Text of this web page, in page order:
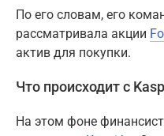
По его словам, его
рассматривала акции
актив для покупки.
Что происходит с
На этом фоне